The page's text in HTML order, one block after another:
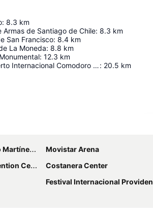
: 8.3 km
Armas de Santiago de Chile: 8.3 km
San Francisco: 8.4 km
La Moneda: 8.8 km
: 12.3 km
Aeropuerto Internacional Comodoro Arturo Merino Benítez: 20.5 km
Prádanos Movistar Arena
Center Costanera Center
Festival Internacional Providencia Jazz